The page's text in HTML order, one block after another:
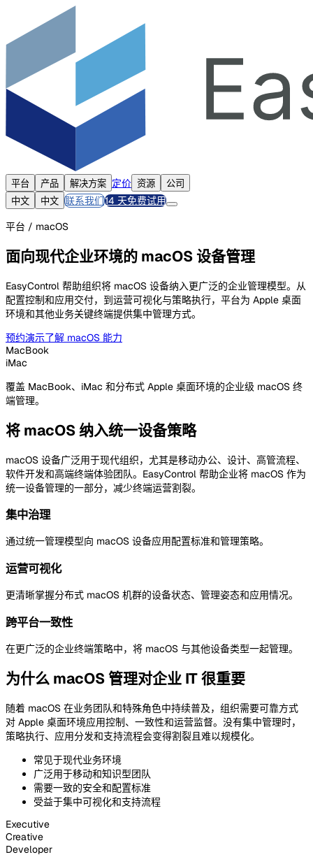
平台 产品 解决方案 定价 资源
公司
中文
中文 联系我们14 天免费试用
平台 / macOS
面向现代企业环境的 macOS 设备管理
EasyControl 帮助组织将 macOS 设备纳入更广泛的企业管理模型。从
配置控制和应用交付，到运营可视化与策略执行，平台为 Apple 桌面
环境和其他业务关键终端提供集中管理方式。
预约演示了解 macOS 能力
MacBook
iMac
覆盖 MacBook、iMac 和分布式 Apple 桌面环境的企业级 macOS 终
端管理。
将 macOS 纳入统一设备策略
macOS 设备广泛用于现代组织，尤其是移动办公、设计、高管流程、
软件开发和高端终端体验团队。EasyControl 帮助企业将 macOS 作为
统一设备管理的一部分，减少终端运营割裂。
集中治理
通过统一管理模型向 macOS 设备应用配置标准和管理策略。
运营可视化
更清晰掌握分布式 macOS 机群的设备状态、管理姿态和应用情况。
跨平台一致性
在更广泛的企业终端策略中，将 macOS 与其他设备类型一起管理。
为什么 macOS 管理对企业 IT 很重要
随着 macOS 在业务团队和特殊角色中持续普及，组织需要可靠方式
对 Apple 桌面环境应用控制、一致性和运营监督。没有集中管理时，
策略执行、应用分发和支持流程会变得割裂且难以规模化。
常见于现代业务环境
广泛用于移动和知识型团队
需要一致的安全和配置标准
受益于集中可视化和支持流程
Executive
Creative
Developer